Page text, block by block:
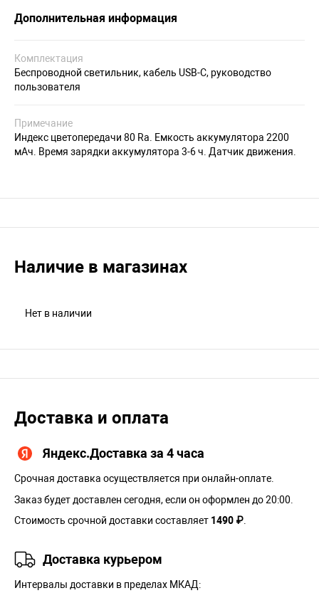
Дополнительная информация
Комплектация
Беспроводной светильник, кабель USB-С, руководство
пользователя
Примечание
Индекс цветопередачи 80 Ra. Емкость аккумулятора 2200
мАч. Время зарядки аккумулятора 3-6 ч. Датчик движения.
Наличие в магазинах
Нет в наличии
Доставка и оплата
Яндекс.Доставка за 4 часа
Срочная доставка осуществляется при онлайн-оплате.
Заказ будет доставлен сегодня, если он оформлен до 20:00.
Стоимость срочной доставки составляет 1490 ₽
Доставка курьером
Интервалы доставки в пределах МКАД: